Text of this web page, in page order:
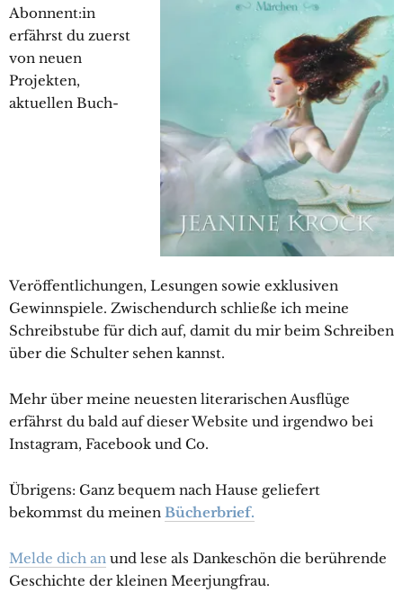
Abonnent:in
erfährst du zuerst
von neuen
Projekten,
aktuellen Buch-
Veröffentlichungen, Lesungen sowie exklusiven
Gewinnspiele. Zwischendurch schließe ich meine
Schreibstube für dich auf, damit du mir beim Schreiben
über die Schulter sehen kannst.
Mehr über meine neuesten literarischen Ausflüge
erfährst du bald auf dieser Website und irgendwo bei
Instagram, Facebook und Co.
Übrigens: Ganz bequem nach Hause geliefert
bekommst du meinen Bücherbrief.
Melde dich an und lese als Dankeschön die berührende
Geschichte der kleinen Meerjungfrau.